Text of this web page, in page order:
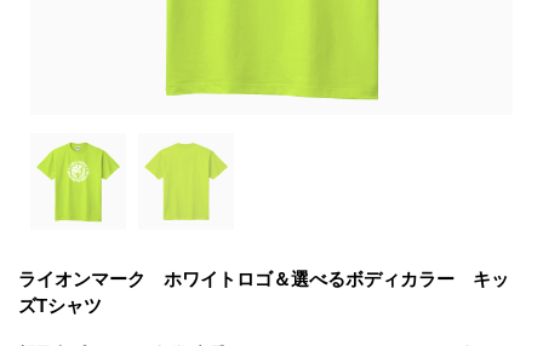
ライオンマーク ホワイトロゴ＆選べるボディカラー キッ
ズTシャツ